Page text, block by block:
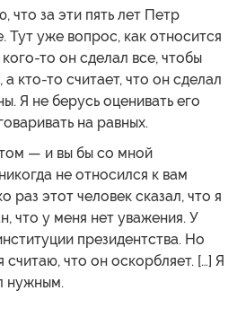
что за эти пять лет Петр
уже вопрос, как относится
то он сделал все, чтобы
а кто-то считает, что он сделал
Я не берусь оценивать его
на равных.
— и вы бы со мной
не относился к вам
раз этот человек сказал, что я
что у меня нет уважения. У
президентства. Но
что он оскорбляет. […] Я
нужным.